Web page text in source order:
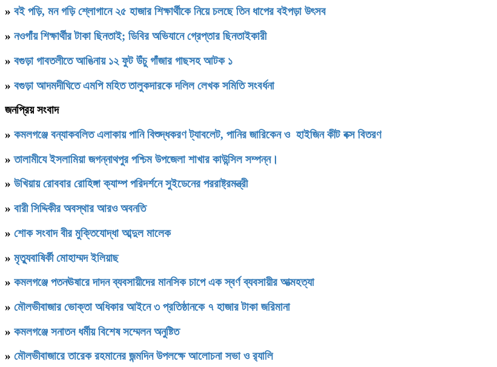
» বই পড়ি, মন গড়ি শ্লোগানে ২৫ হাজার শিক্ষার্থীকে নিয়ে চলছে তিন ধাপের বইপড়া উৎসব
» নওগাঁয় শিক্ষার্থীর টাকা ছিনতাই; ডিবির অভিযানে গ্রেপ্তার ছিনতাইকারী
» বগুড়া গাবতলীতে আঙিনায় ১২ ফুট উঁচু গাঁজার গাছসহ আটক ১
» বগুড়া আদমদীঘিতে এমপি মহিত তালুকদারকে দলিল লেখক সমিতি সংবর্ধনা
জনপ্রিয় সংবাদ
» কমলগঞ্জে বন্যাকবলিত এলাকায় পানি বিশুদ্ধকরণ ট্যাবলেট, পানির জারিকেন ও হাইজিন কীট বক্স বিতরণ
»‎তালামীযে ইসলামিয়া জগন্নাথপুর পশ্চিম উপজেলা শাখার কাউন্সিল সম্পন্ন।
» উখিয়ায় রোববার রোহিঙ্গা ক্যাম্প পরিদর্শনে সুইডেনের পররাষ্ট্রমন্ত্রী
» বারী সিদ্দিকীর অবস্থার আরও অবনতি
» শোক সংবাদ বীর মুক্তিযোদ্ধা আব্দুল মালেক
» মৃত্যুবাষির্কী মোহাম্মদ ইলিয়াছ
» কমলগঞ্জে পতনঊষারে দাদন ব্যবসায়ীদের মানসিক চাপে এক স্বর্ণ ব্যবসায়ীর আত্মহত্যা
» মৌলভীবাজার ভোক্তা অধিকার আইনে ৩ প্রতিষ্ঠানকে ৭ হাজার টাকা জরিমানা
» কমলগঞ্জে সনাতন ধর্মীয় বিশেষ সম্মেলন অনুষ্টিত
» মৌলভীবাজারে তারেক রহমানের জন্মদিন উপলক্ষে আলোচনা সভা ও র‌্যালি